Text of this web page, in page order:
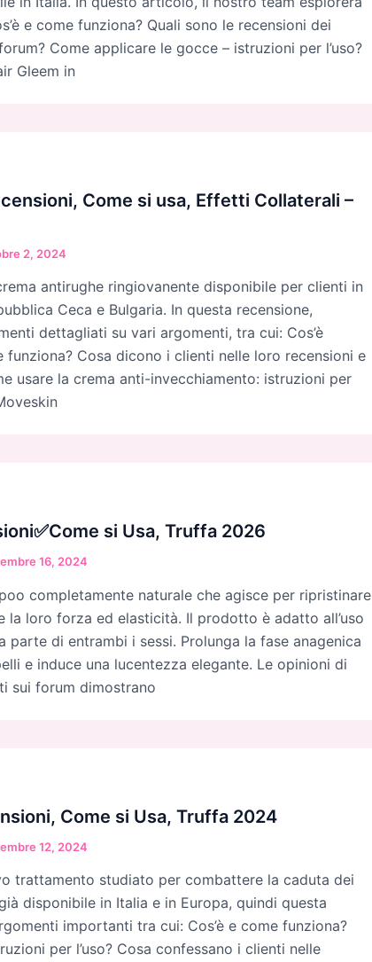
e come funziona? Quali sono le recensioni dei
Come applicare le gocce – istruzioni per l’uso?
Gleem in
Come si usa, Effetti Collaterali –
2, 2024
antirughe ringiovanente disponibile per clienti in
Ceca e Bulgaria. In questa recensione,
dettagliati su vari argomenti, tra cui: Cos’è
funziona? Cosa dicono i clienti nelle loro recensioni e
usare la crema anti-invecchiamento: istruzioni per
si Usa, Truffa 2026
16, 2024
completamente naturale che agisce per ripristinare
la loro forza ed elasticità. Il prodotto è adatto all’uso
parte di entrambi i sessi. Prolunga la fase anagenica
e induce una lucentezza elegante. Le opinioni di
sui forum dimostrano
Come si Usa, Truffa 2024
12, 2024
trattamento studiato per combattere la caduta dei
disponibile in Italia e in Europa, quindi questa
importanti tra cui: Cos’è e come funziona?
per l’uso? Cosa confessano i clienti nelle